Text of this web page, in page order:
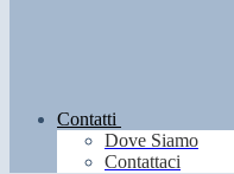
Contatti
Dove Siamo
Contattaci